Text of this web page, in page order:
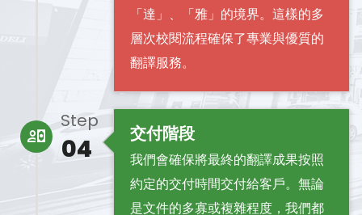
「達」、「雅」的境界。這樣的多
層次校閱流程確保了專業與優質的
翻譯服務。
交付階段
我們會確保將最終的翻譯成果按照
約定的交付時間交付給客戶。無論
是文件的多寡或複雜程度，我們都
Step
04